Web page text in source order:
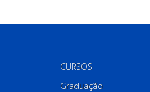
CURSOS
Graduação